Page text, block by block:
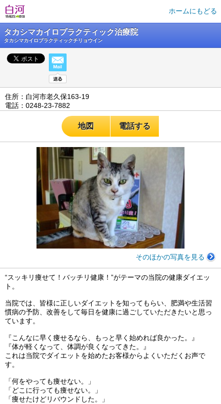
ホームにもどる
タカシマカイロプラクティック治療院
タカシマカイロプラクティックチリョウイン
住所：白河市老久保163-19
電話：0248-23-7882
地図 電話する
そのほかの写真を見る
“スッキリ痩せて！バッチリ健康！”がテーマの当院の健康ダイエッ
ト。
当院では、皆様に正しいダイエットを知ってもらい、肥満や生活習
慣病の予防、改善をして毎日を健康に過ごしていただきたいと思っ
ています。
『こんなに早く痩せるなら、もっと早く始めれば良かった。』
『体が軽くなって、体調が良くなってきた。』
これは当院でダイエットを始めたお客様からよくいただくお声で
す。
「何をやっても痩せない。」
「どこに行っても痩せない。」
「痩せたけどリバウンドした。」